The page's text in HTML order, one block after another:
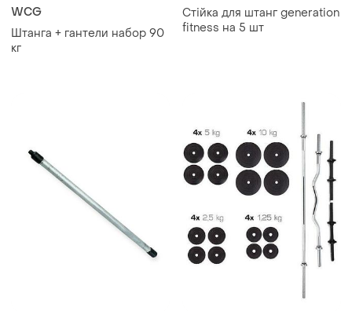
WCG
Штанга + гантели набор 90
кг
Стійка для штанг generation
fitness на 5 шт